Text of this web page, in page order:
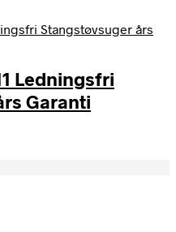
Ledningsfri
Garanti